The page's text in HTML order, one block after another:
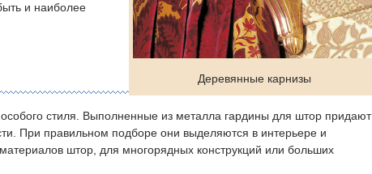
Деревянные карнизы
и наиболее
стиля. Выполненные из металла гардины для штор придают
При правильном подборе они выделяются в интерьере и
штор, для многорядных конструкций или больших